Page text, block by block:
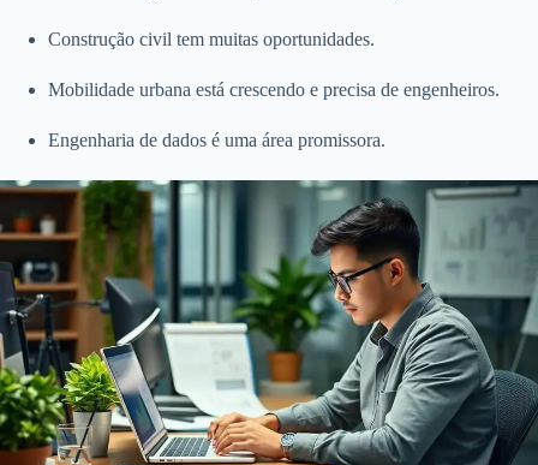
Construção civil tem muitas oportunidades.
Mobilidade urbana está crescendo e precisa de engenheiros.
Engenharia de dados é uma área promissora.